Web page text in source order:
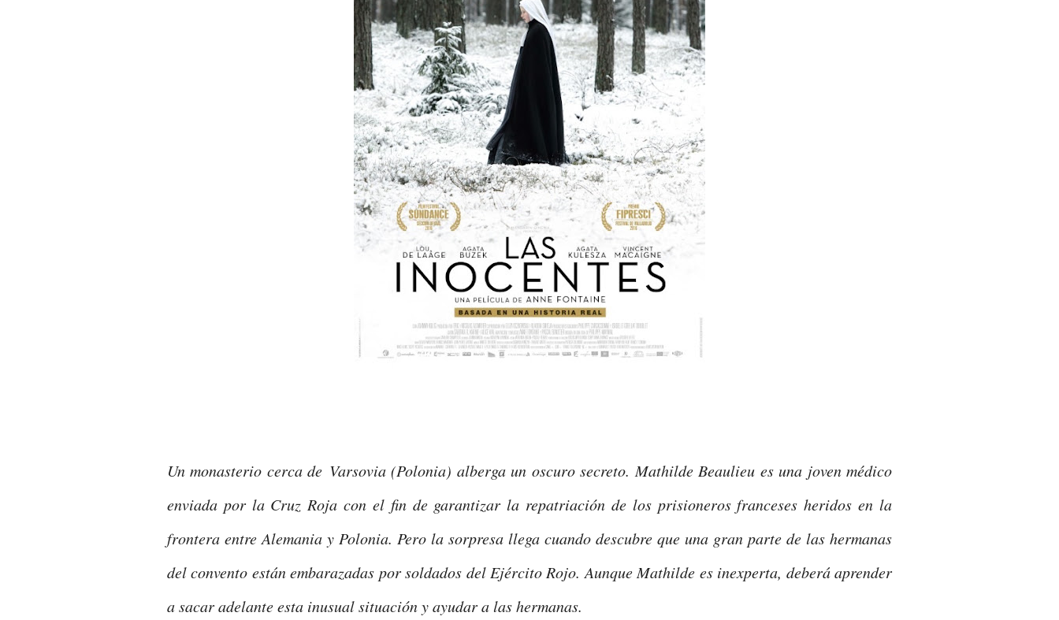
Un monasterio cerca de Varsovia (Polonia) alberga un oscuro secreto. Mathilde Beaulieu es una joven médico
enviada por la Cruz Roja con el fin de garantizar la repatriación de los prisioneros franceses heridos en la
frontera entre Alemania y Polonia. Pero la sorpresa llega cuando descubre que una gran parte de las hermanas
del convento están embarazadas por soldados del Ejército Rojo. Aunque Mathilde es inexperta, deberá aprender
a sacar adelante esta inusual situación y ayudar a las hermanas.